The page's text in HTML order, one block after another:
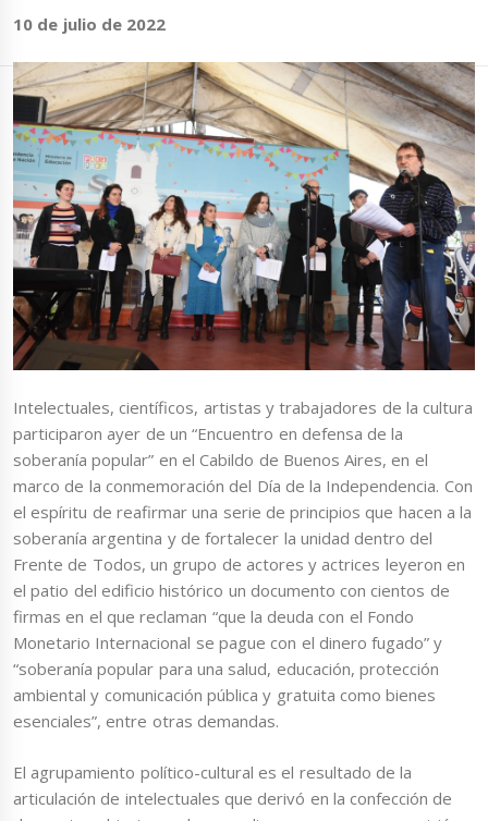
10 de julio de 2022
Intelectuales, científicos, artistas y trabajadores de la cultura
participaron ayer de un “Encuentro en defensa de la
soberanía popular” en el Cabildo de Buenos Aires, en el
marco de la conmemoración del Día de la Independencia. Con
el espíritu de reafirmar una serie de principios que hacen a la
soberanía argentina y de fortalecer la unidad dentro del
Frente de Todos, un grupo de actores y actrices leyeron en
el patio del edificio histórico un documento con cientos de
firmas en el que reclaman “que la deuda con el Fondo
Monetario Internacional se pague con el dinero fugado” y
“soberanía popular para una salud, educación, protección
ambiental y comunicación pública y gratuita como bienes
esenciales”, entre otras demandas.
El agrupamiento político-cultural es el resultado de la
articulación de intelectuales que derivó en la confección de